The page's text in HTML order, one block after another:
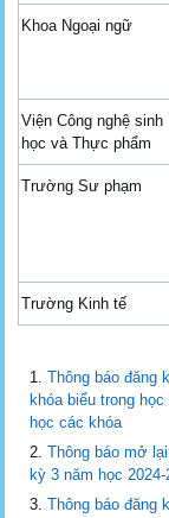
Khoa Ngoại ngữ
Viện Công nghệ sinh
học và Thực phẩm
Trường Sư phạm
Trường Kinh tế
Thông báo đăng
khóa biểu trong
học các khóa
Thông báo mở
kỳ 3 năm học 2024-
Thông báo đăng